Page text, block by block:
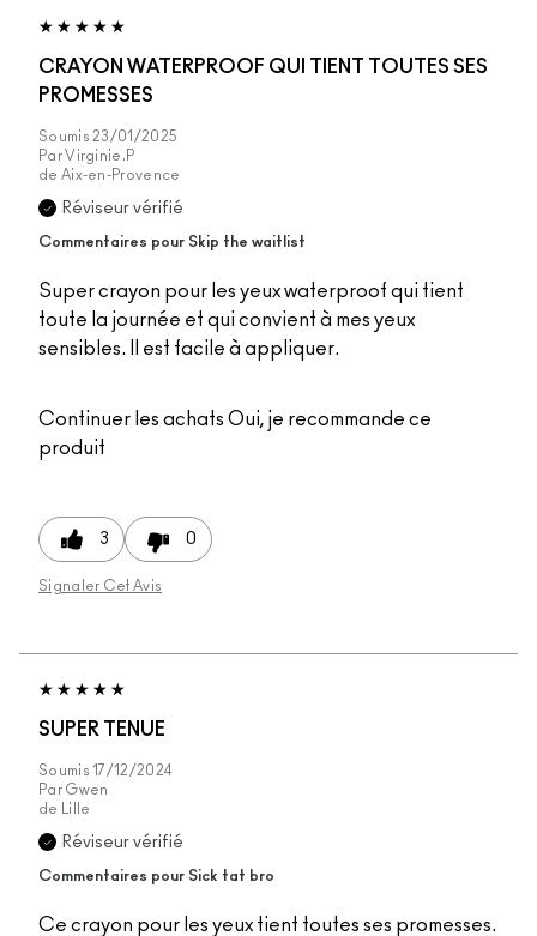
CRAYON WATERPROOF QUI TIENT TOUTES SES
PROMESSES
Soumis 23/01/2025
ParVirginie.P
de Aix-en-Provence
Réviseur vérifié
Commentaires pour Skip the waitlist
Super crayon pour les yeux waterproof qui tient
toute la journée et qui convient à mes yeux
sensibles. Il est facile à appliquer.
Continuer les achats Oui, je recommande ce
produit
3 0
Signaler Cet Avis
SUPER TENUE
Soumis17/12/2024
Par Gwen
de
Lille
Réviseur vérifié
Commentaires pour Sick tat bro
Ce crayon pour les yeux tient toutes ses promesses.